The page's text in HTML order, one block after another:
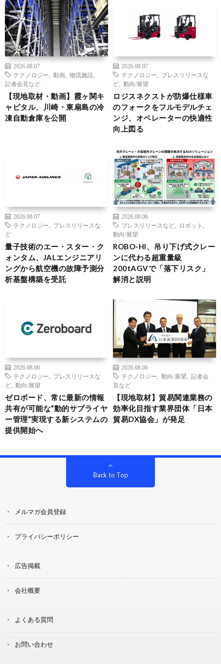
2026.08.07
テクノロジー
動画 物流施設
記者会見など
【現地取材・動画】霞ヶ関キ
ャピタル、川崎・東扇島の冷
凍自動倉庫を公開
2026.08.07
テクノロジー
プレスリリースな
ど
動向/展望
ロジスネクストが防爆仕様車
のフォークをフルモデルチェ
ンジ、オペレーターの快適性
向上図る
2026.08.07
テクノロジー
プレスリリースな
ど
量子技術のエー・スター・ク
ォンタム、JALエンジニアリ
ングから航空機の故障予測分
析基盤構築を受託
2026.08.06
プレスリリースなど
ロボット
動向/展望
ROBO-HI、吊り下げ式クレー
ンに代わる超重量級
200tAGVで「落下リスク」
解消と説明
2026.08.06
テクノロジー
プレスリリースな
ど
動向/展望
ゼロボード、常に最新の情報
共有が可能な“動的サプライヤ
ー管理”実現する新システムの
提供開始へ
2026.08.06
テクノロジー
動向/展望
記者会
見など
【現地取材】貿易関連業務の
効率化目指す業界団体「日本
貿易DX協会」が発足
Back to Top
メルマガ会員登録
プライバシーポリシー
広告掲載
会社概要
よくある質問
お問い合わせ